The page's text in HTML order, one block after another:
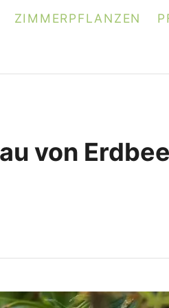
ZIMMERPFLANZEN
von